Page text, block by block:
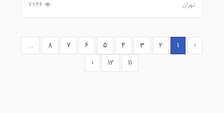
تهران 7744
‹
1
2
3
4
5
6
7
8
...
11
12
›